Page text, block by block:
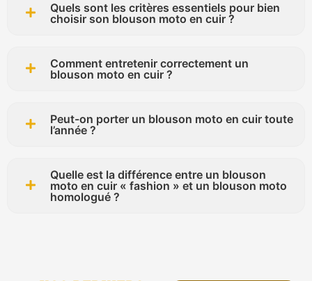
Quels sont les critères essentiels pour bien
choisir son blouson moto en cuir ?
Comment entretenir correctement un
blouson moto en cuir ?
Peut-on porter un blouson moto en cuir toute
l’année ?
Quelle est la différence entre un blouson
moto en cuir « fashion » et un blouson moto
homologué ?